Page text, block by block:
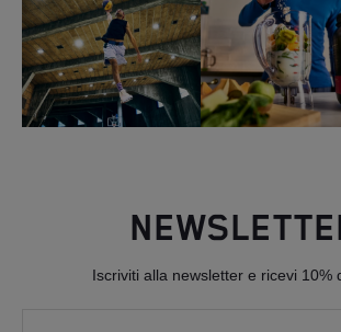
Iscriviti alla newsletter e ricevi 10%